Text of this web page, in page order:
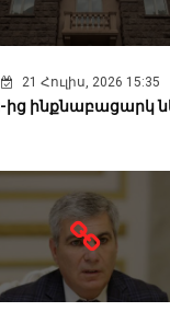
21 Հուլիս, 2026 15:35
ից ինքնաբացարկ